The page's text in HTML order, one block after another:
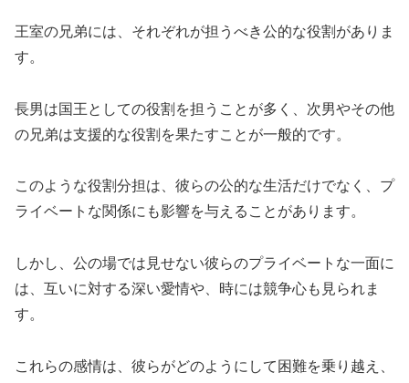
王室の兄弟には、それぞれが担うべき公的な役割がありま
す。
長男は国王としての役割を担うことが多く、次男やその他
の兄弟は支援的な役割を果たすことが一般的です。
このような役割分担は、彼らの公的な生活だけでなく、プ
ライベートな関係にも影響を与えることがあります。
しかし、公の場では見せない彼らのプライベートな一面に
は、互いに対する深い愛情や、時には競争心も見られま
す。
これらの感情は、彼らがどのようにして困難を乗り越え、